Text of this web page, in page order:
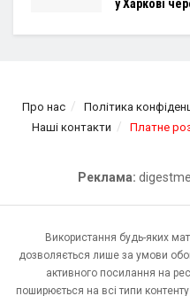
у Харкові
Про нас Політика
Наші контакти
Платне
Реклама:
Використання будь-яких
дозволяється лише за умови
активного посилання на
поширюється на всі типи контенту